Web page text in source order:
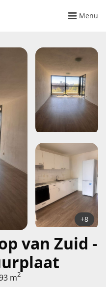
Menu
van Zuid -
m2
+8